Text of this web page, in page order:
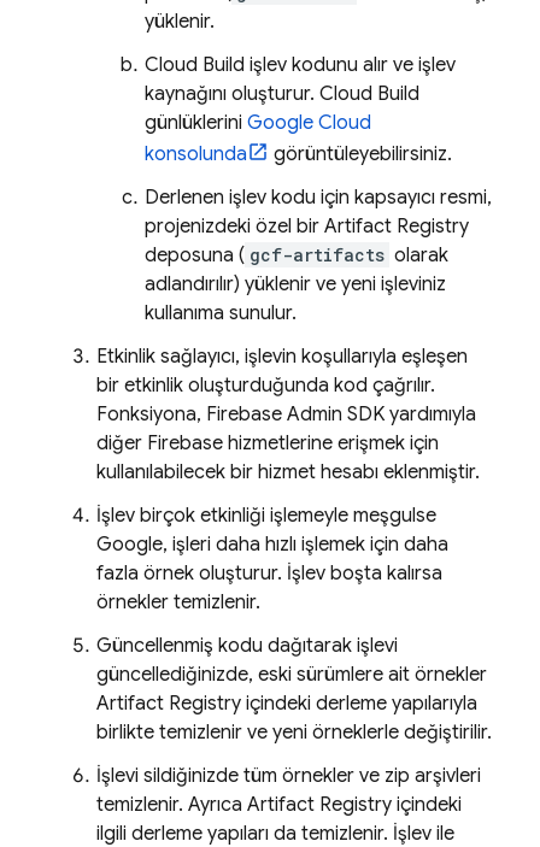
yüklenir.
Cloud Build işlev kodunu alır ve işlev
kaynağını oluşturur. Cloud Build
günlüklerini Google Cloud
konsolunda
görüntüleyebilirsiniz.
Derlenen işlev kodu için kapsayıcı resmi,
projenizdeki özel bir Artifact Registry
deposuna ( gcf-artifacts olarak
adlandırılır) yüklenir ve yeni işleviniz
kullanıma sunulur.
Etkinlik sağlayıcı, işlevin koşullarıyla eşleşen
bir etkinlik oluşturduğunda kod çağrılır.
Fonksiyona, Firebase Admin SDK yardımıyla
diğer Firebase hizmetlerine erişmek için
kullanılabilecek bir hizmet hesabı eklenmiştir.
İşlev birçok etkinliği işlemeyle meşgulse
Google, işleri daha hızlı işlemek için daha
fazla örnek oluşturur. İşlev boşta kalırsa
örnekler temizlenir.
Güncellenmiş kodu dağıtarak işlevi
güncellediğinizde, eski sürümlere ait örnekler
Artifact Registry içindeki derleme yapılarıyla
birlikte temizlenir ve yeni örneklerle değiştirilir.
İşlevi sildiğinizde tüm örnekler ve zip arşivleri
temizlenir. Ayrıca Artifact Registry içindeki
ilgili derleme yapıları da temizlenir. İşlev ile